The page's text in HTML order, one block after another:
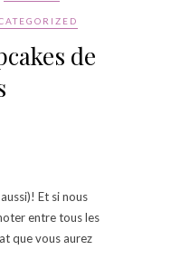
de
Et si nous
entre tous les
que vous aurez